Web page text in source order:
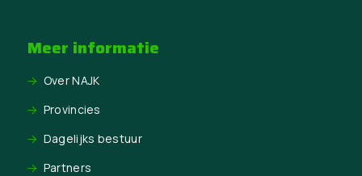
Meer informatie
Over NAJK
Provincies
Dagelijks bestuur
Partners